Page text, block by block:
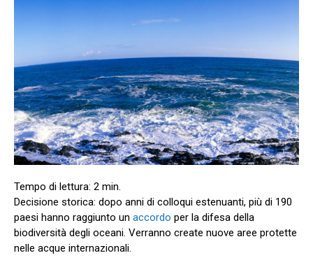
Decisione storica: dopo anni di colloqui estenuanti, più di 190
paesi hanno raggiunto un accordo per la difesa della
biodiversità degli oceani. Verranno create nuove aree protette
nelle acque internazionali.